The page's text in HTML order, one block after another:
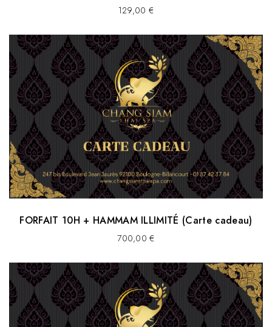
129,00 €
FORFAIT 10H + HAMMAM ILLIMITÉ (Carte cadeau)
700,00€